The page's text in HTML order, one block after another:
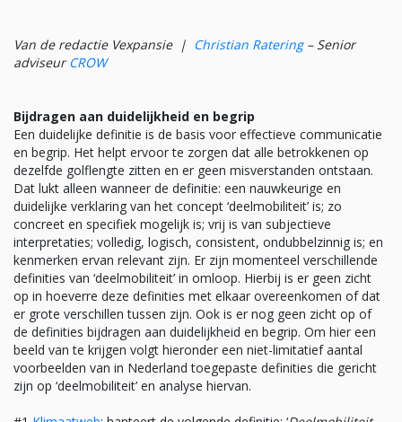
Van de redactie Vexpansie | Christian Ratering– Senior
adviseurCROW
Bijdragen aan duidelijkheid en begrip
Een duidelijke definitie is de basis voor effectieve communicatie
en begrip. Het helpt ervoor te zorgen dat alle betrokkenen op
dezelfde golflengte zitten en er geen misverstanden ontstaan.
Dat lukt alleen wanneer de definitie: een nauwkeurige en
duidelijke verklaring van het concept ‘deelmobiliteit’ is; zo
concreet en specifiek mogelijk is; vrij is van subjectieve
interpretaties; volledig, logisch, consistent, ondubbelzinnig is; en
kenmerken ervan relevant zijn. Er zijn momenteel verschillende
definities van ‘deelmobiliteit’ in omloop. Hierbij is er geen zicht
op in hoeverre deze definities met elkaar overeenkomen of dat
er grote verschillen tussen zijn. Ook is er nog geen zicht op of
de definities bijdragen aan duidelijkheid en begrip. Om hier een
beeld van te krijgen volgt hieronder een niet-limitatief aantal
voorbeelden van in Nederland toegepaste definities die gericht
zijn op ‘deelmobiliteit’ en analyse hiervan.